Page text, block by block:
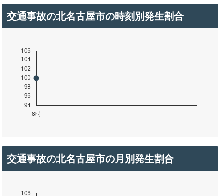
交通事故の北名古屋市の時刻別発生割合
交通事故の北名古屋市の月別発生割合